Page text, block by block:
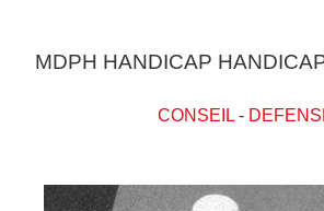
MDPH HANDICAP
CONSEIL-